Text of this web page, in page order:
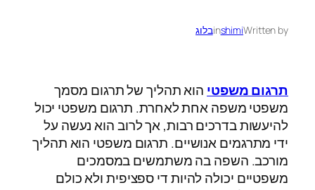
Written by
shimi
inבלוג
תרגום משפטי הוא תהליך של תרגום מסמך
משפטי משפה אחת לאחרת. תרגום משפטי יכול
להיעשות בדרכים רבות, אך לרוב הוא נעשה על
ידי מתרגמים אנושיים. תרגום משפטי הוא תהליך
מורכב. השפה בה משתמשים במסמכים
משפטיים יכולה להיות די ספציפית ולא כולם